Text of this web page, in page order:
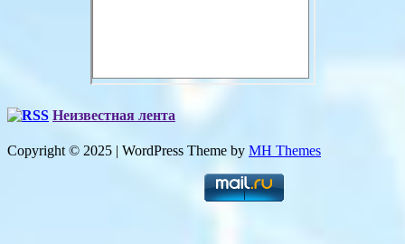
Неизвестная лента
Copyright © 2025 | WordPress Theme by MH Themes